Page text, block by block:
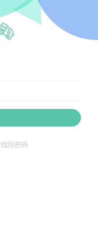
找回密码